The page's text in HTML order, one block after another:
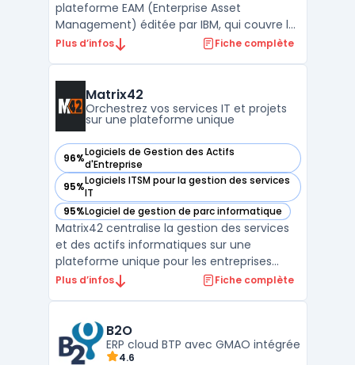
plateforme EAM (Enterprise Asset
Management) éditée par IBM, qui couvre la
gestion des actifs physiques, la
organisations. C'est la solution de référence
sur le marché mondial de la maintena ...
Plus d’infos Fiche complète
Matrix42
Orchestrez vos services IT et projets
sur une plateforme unique
96%Logiciels de Gestion des Actifs
d'Entreprise
— voir Matrix42 dans cette catégorie
95%Logiciels ITSM pour la gestion des services
IT
— voir Matrix42 dans cette catégorie
95%Logiciel de gestion de parc informatique
— voir Matrix42 dans cette catégorie
Matrix42 centralise la gestion des services
et des actifs informatiques sur une
plateforme unique pour les entreprises
européennes. Le logiciel cible les
digital sovereignty et de conformité stricte.
Matrix42 traite ...
Plus d’infos Fiche complète
B2O
ERP cloud BTP avec GMAO intégrée
4.6